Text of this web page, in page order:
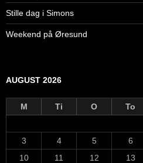
Stille dag i Simons
Weekend på Øresund
AUGUST 2026
M Ti O To
3
4 5 6
10
11 12 13